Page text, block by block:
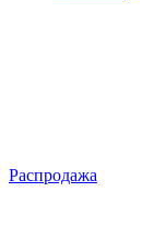
Распродажа